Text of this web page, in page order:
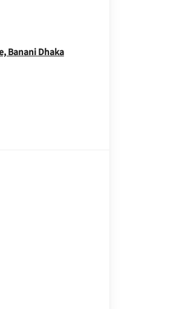
New Window
Banani Dhaka
New Window